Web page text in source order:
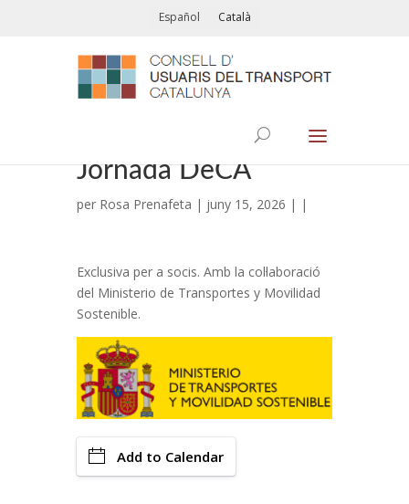
Español Català
Jornada DeCA
per Rosa Prenafeta | juny 15, 2026 | |
Exclusiva per a socis. Amb la col·laboració
del Ministerio de Transportes y Movilidad
Sostenible.
Add to Calendar